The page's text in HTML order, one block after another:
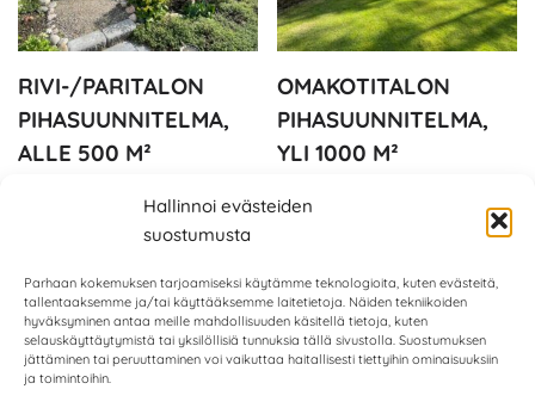
Hallinnoi evästeiden
suostumusta
Parhaan kokemuksen tarjoamiseksi käytämme teknologioita, kuten evästeitä,
tallentaaksemme ja/tai käyttääksemme laitetietoja. Näiden tekniikoiden
hyväksyminen antaa meille mahdollisuuden käsitellä tietoja, kuten
selauskäyttäytymistä tai yksilöllisiä tunnuksia tällä sivustolla. Suostumuksen
jättäminen tai peruuttaminen voi vaikuttaa haitallisesti tiettyihin ominaisuuksiin
ja toimintoihin.
RIVI-/PARITALON
PIHASUUNNITELMA,
ALLE 500 M²
1100,00€
(sis. alv.
OMAKOTITALON
PIHASUUNNITELMA,
YLI 1000 M²
1500,00